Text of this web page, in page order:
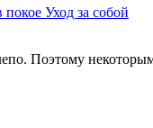
покое Уход за собой
Поэтому